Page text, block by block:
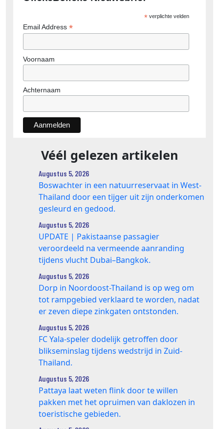
*verplichte velden
Email Address *
Voornaam
Achternaam
Véél gelezen artikelen
Augustus 5, 2026
Boswachter in een natuurreservaat in West-
Thailand door een tijger uit zijn onderkomen
gesleurd en gedood.
Augustus 5, 2026
UPDATE | Pakistaanse passagier
veroordeeld na vermeende aanranding
tijdens vlucht Dubai–Bangkok.
Augustus 5, 2026
Dorp in Noordoost-Thailand is op weg om
tot rampgebied verklaard te worden, nadat
er zeven diepe zinkgaten ontstonden.
Augustus 5, 2026
FC Yala-speler dodelijk getroffen door
blikseminslag tijdens wedstrijd in Zuid-
Thailand.
Augustus 5, 2026
Pattaya laat weten flink door te willen
pakken met het opruimen van daklozen in
toeristische gebieden.